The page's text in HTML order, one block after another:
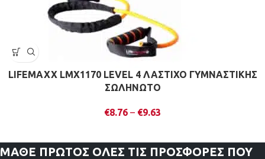
LIFEMAXX LMX1170 LEVEL 4 ΛΑΣΤΙΧΟ ΓΥΜΝΑΣΤΙΚΗΣ
ΣΩΛΗΝΩΤΟ
€8.76 – €9.63
ΜΑΘΕ ΠΡΩΤΟΣ ΟΛΕΣ ΤΙΣ ΠΡΟΣΦΟΡΕΣ ΠΟΥ